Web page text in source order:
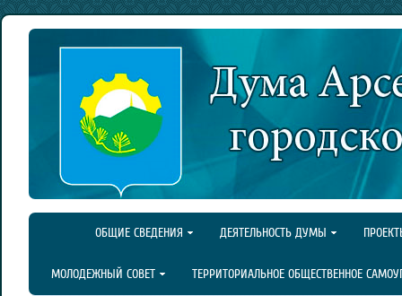
ОБЩИЕ СВЕДЕНИЯ ДЕЯТЕЛЬНОСТЬ ДУМЫ
МОЛОДЕЖНЫЙ СОВЕТ ТЕРРИТОРИАЛЬНОЕ ОБЩЕСТВЕННОЕ